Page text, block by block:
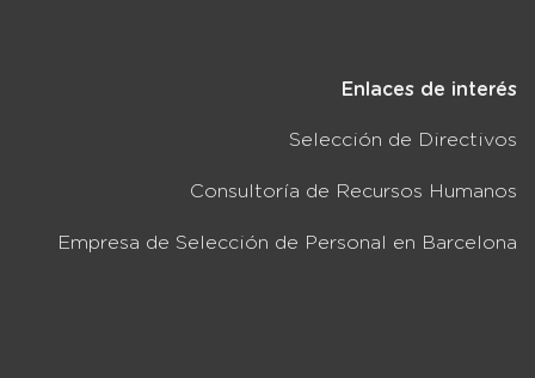
Enlaces de interés
Selección de Directivos
Consultoría de Recursos Humanos
Empresa de Selección de Personal en Barcelona